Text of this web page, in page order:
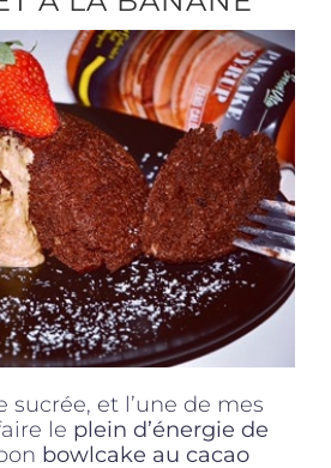
sucrée, et l’une de mes
le plein d’énergie de
bowlcake au cacao